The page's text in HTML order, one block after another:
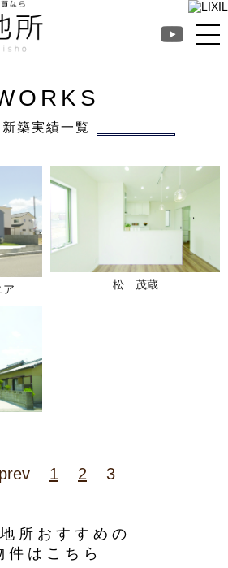
新築実績一覧
ア 松 茂蔵
1 2 3
所おすすめの
件はこちら